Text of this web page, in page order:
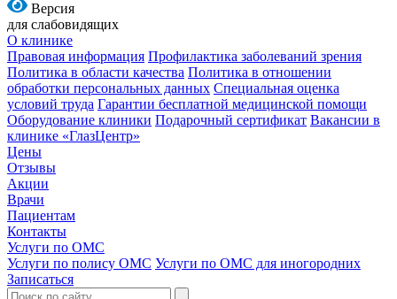
Версия
для слабовидящих
О клинике
Правовая информация Профилактика заболеваний зрения
Политика в области качества Политика в отношении
обработки персональных данных Специальная оценка
условий труда Гарантии бесплатной медицинской помощи
Оборудование клиники Подарочный сертификат Вакансии в
клинике «ГлазЦентр»
Цены
Отзывы
Акции
Врачи
Пациентам
Контакты
Услуги по ОМС
Услуги по полису ОМС Услуги по ОМС для иногородних
Записаться